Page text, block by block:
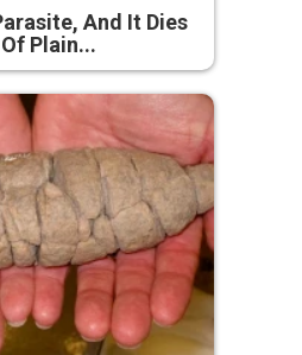
And It Dies
Plain...